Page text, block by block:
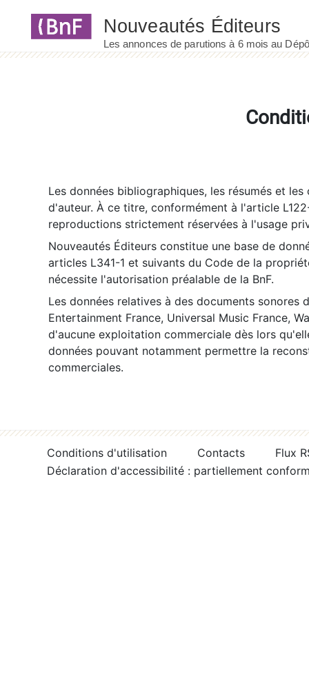
Les données bibliographiques, les résumés et
d'auteur. À ce titre, conformément à l'article
reproductions strictement réservées à l'usage
Nouveautés Éditeurs constitue une base de
articles L341-1 et suivants du Code de la
nécessite l'autorisation préalable de la BnF.
Les données relatives à des documents sonores
Entertainment France, Universal Music France,
d'aucune exploitation commerciale dès lors
données pouvant notamment permettre la
commerciales.
Conditions d'utilisation Contacts
Flux
Déclaration d'accessibilité : partiellement